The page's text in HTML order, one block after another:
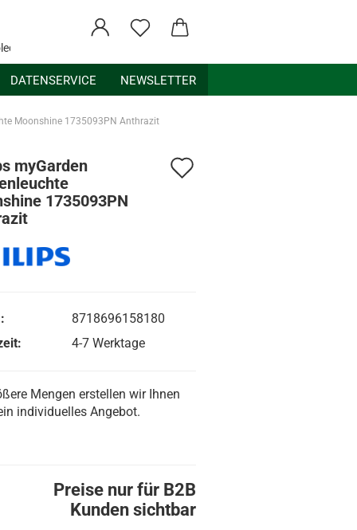
DATENSERVICE NEWSLETTER
Moonshine 1735093PN Anthrazit
myGarden
1735093PN
8718696158180
4-7 Werktage
Mengen erstellen wir Ihnen
individuelles Angebot.
Preise nur für B2B
Kunden sichtbar